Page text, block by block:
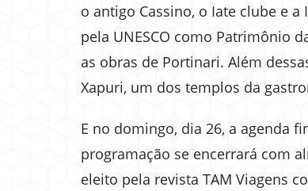
o antigo Cassino, o Iate clube e
pela UNESCO como Patrimônio
as obras de Portinari. Além
Xapuri, um dos templos da
E no domingo, dia 26, a agenda
programação se encerrará com
eleito pela revista TAM Viagens